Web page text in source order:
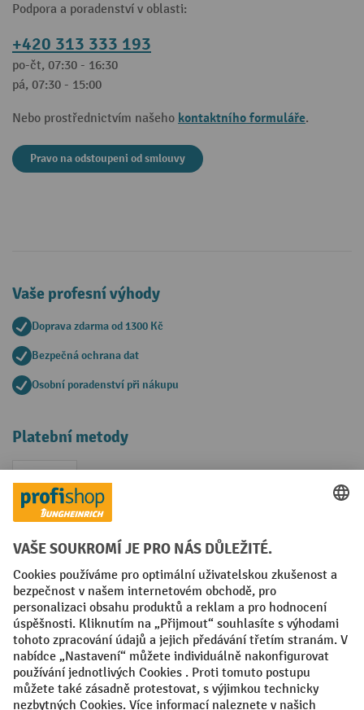
Podpora a poradenství v oblasti:
+420 313 333 193
po-čt, 07:30 - 16:30
pá, 07:30 - 15:00
Nebo prostřednictvím našeho kontaktního formuláře.
Pravo na odstoupeni od smlouvy
Vaše profesní výhody
Doprava zdarma od 1300 Kč
Bezpečná ochrana dat
Osobní poradenství při nákupu
Platební metody
Faktura
Sociální sítě
Facebook
YouTubeLinkedIn
VODP Otisk
Prohlášení o ochraně osobních údajů